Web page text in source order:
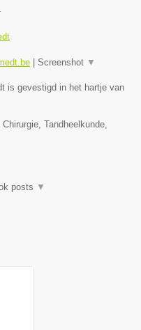
Screenshot ▼
is gevestigd in het hartje van
Tandheelkunde,
posts ▼